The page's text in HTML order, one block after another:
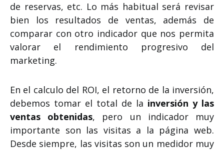
de reservas, etc. Lo más habitual será revisar
bien los resultados de ventas, además de
comparar con otro indicador que nos permita
valorar el rendimiento progresivo del
marketing.
En el calculo del ROI, el retorno de la inversión,
debemos tomar el total de la inversión y las
ventas obtenidas, pero un indicador muy
importante son las visitas a la página web.
Desde siempre, las visitas son un medidor muy